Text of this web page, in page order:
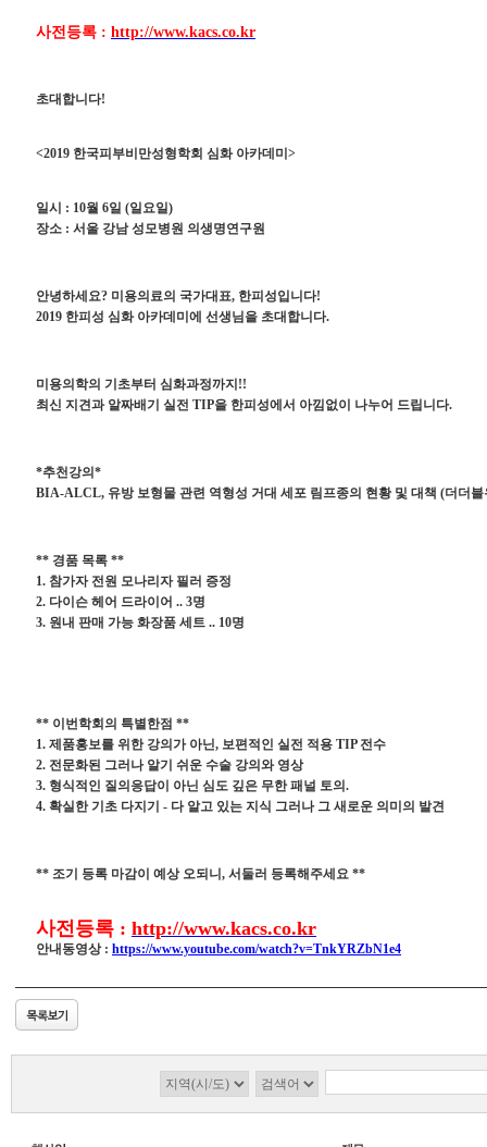
사전등록 : http://www.kacs.co.kr
초대합니다!
<2019 한국피부비만성형학회 심화 아카데미>
일시 : 10월 6일 (일요일)
장소 : 서울 강남 성모병원 의생명연구원
안녕하세요? 미용의료의 국가대표, 한피성입니다!
2019 한피성 심화 아카데미에 선생님을 초대합니다.
미용의학의 기초부터 심화과정까지!!
최신 지견과 알짜배기 실전 TIP을 한피성에서 아낌없이 나누어 드립니다.
*추천강의*
BIA-ALCL, 유방 보형물 관련 역형성 거대 세포 림프종의 현황 및 대책 (더더블
** 경품 목록 **
1. 참가자 전원 모나리자 필러 증정
2. 다이슨 헤어 드라이어 .. 3명
3. 원내 판매 가능 화장품 세트 .. 10명
** 이번학회의 특별한점 **
1. 제품홍보를 위한 강의가 아닌, 보편적인 실전 적용 TIP 전수
2. 전문화된 그러나 알기 쉬운 수술 강의와 영상
3. 형식적인 질의응답이 아닌 심도 깊은 무한 패널 토의.
4. 확실한 기초 다지기 - 다 알고 있는 지식 그러나 그 새로운 의미의 발견
** 조기 등록 마감이 예상 오되니, 서둘러 등록해주세요 **
사전등록 : http://www.kacs.co.kr
안내동영상 : https://www.youtube.com/watch?v=TnkYRZbN1e4